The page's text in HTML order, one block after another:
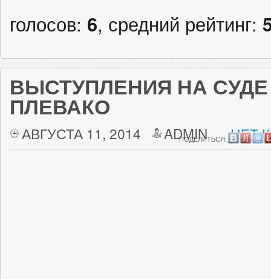
голосов: 6, средний рейтинг:
ВЫСТУПЛЕНИЯ НА
ПЛЕВАКО
АВГУСТА 11, 2014 ADMIN НЕТ
ПОДЕЛИТЬСЯ: